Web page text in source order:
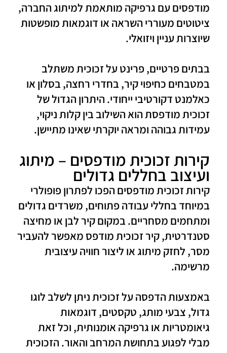
מודפסים עם גרפיקה מותאמת למיתוג החברה,
ציטוטים מעוררי השראה או דוגמאות מופשטות
שיוצרות עניין ויזואלי.
בבתים פרטיים, פרינט על זכוכית משתלב
במטבחים כחיפוי קיר, בחדרי רחצה, בסלון או
כאלמנט דקורטיבי ייחודי. היתרון הגדול של
זכוכית מודפסת הוא השילוב בין קלות ניקוי,
עמידות גבוהה ומראה יוקרתי שאינו מתיישן.
קירות זכוכית מודפסים – מיתוג
ועיצוב בחללים גדולים
קירות זכוכית מודפסים הפכו לפתרון פופולרי
במיוחד בחללי עבודה פתוחים, משרדים גדולים
ומתחמים מסחריים. במקום קיר לבן או מחיצה
סטנדרטית, קיר זכוכית מודפס מאפשר להעביר
מסר, לחזק מיתוג או ליצור חוויה עיצובית
מרשימה.
באמצעות הדפסה על זכוכית ניתן לשלב לוגו
גדול, צבעי מותג, טקסטים, דוגמאות
גיאומטריות או גרפיקה אומנותית, וכל זאת
מבלי לפגוע בתחושת המרחב והאור. הזכוכית